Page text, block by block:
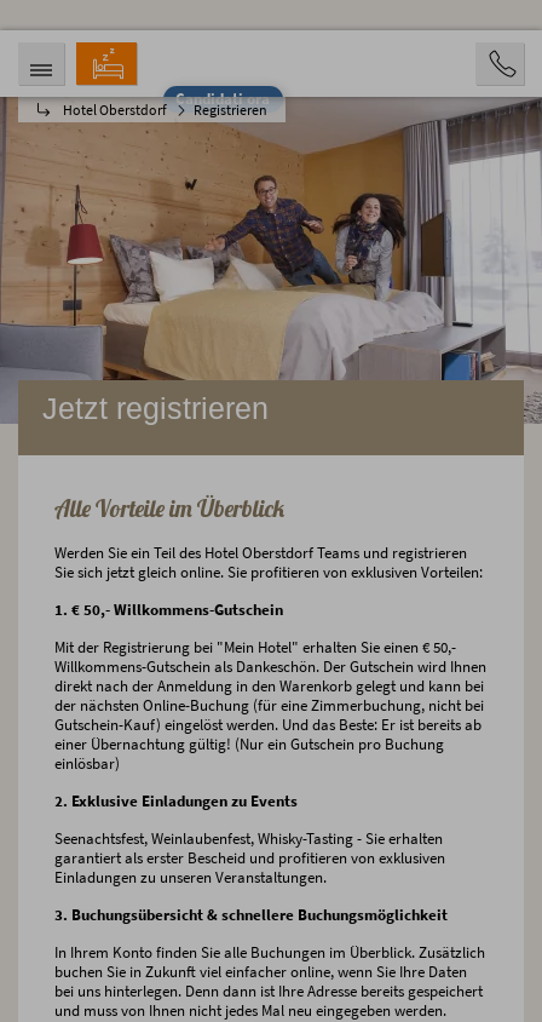
Candidati ora
Hotel Oberstdorf Registrieren
ARRIVO
06.08.2026
PARTENZA
11.08.2026
2 Personen
PRENOTAZIONE
Jetzt registrieren
Alle Vorteile im Überblick
Werden Sie ein Teil des Hotel Oberstdorf Teams und registrieren
Sie sich jetzt gleich online. Sie profitieren von exklusiven Vorteilen:
1. € 50,- Willkommens-Gutschein
Mit der Registrierung bei "Mein Hotel" erhalten Sie einen € 50,-
Willkommens-Gutschein als Dankeschön. Der Gutschein wird Ihnen
direkt nach der Anmeldung in den Warenkorb gelegt und kann bei
der nächsten Online-Buchung (für eine Zimmerbuchung, nicht bei
Gutschein-Kauf) eingelöst werden. Und das Beste: Er ist bereits ab
einer Übernachtung gültig! (Nur ein Gutschein pro Buchung
einlösbar)
2. Exklusive Einladungen zu Events
Seenachtsfest, Weinlaubenfest, Whisky-Tasting - Sie erhalten
garantiert als erster Bescheid und profitieren von exklusiven
Einladungen zu unseren Veranstaltungen.
3. Buchungsübersicht & schnellere Buchungsmöglichkeit
In Ihrem Konto finden Sie alle Buchungen im Überblick. Zusätzlich
buchen Sie in Zukunft viel einfacher online, wenn Sie Ihre Daten
bei uns hinterlegen. Denn dann ist Ihre Adresse bereits gespeichert
und muss von Ihnen nicht jedes Mal neu eingegeben werden.